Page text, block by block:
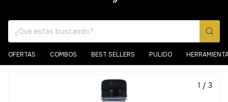
OFERTAS COMBOS BEST SELLERS PULIDO
1 / 3